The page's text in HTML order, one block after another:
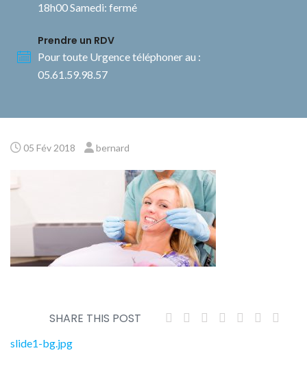
18h00 Samedi: fermé
Prendre un RDV
Pour toute Urgence téléphoner au :
05.61.59.98.57
05 Fév 2018 bernard
SHARE THIS POST
Navigation
slide1-bg.jpg